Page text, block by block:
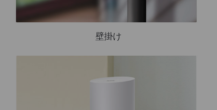
壁掛け